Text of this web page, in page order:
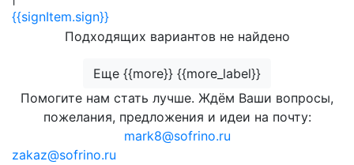
{{signItem.sign}}
Подходящих вариантов не найдено
Еще {{more}} {{more_label}}
Помогите нам стать лучше. Ждём Ваши вопросы,
пожелания, предложения и идеи на почту:
mark8@sofrino.ru
zakaz@sofrino.ru